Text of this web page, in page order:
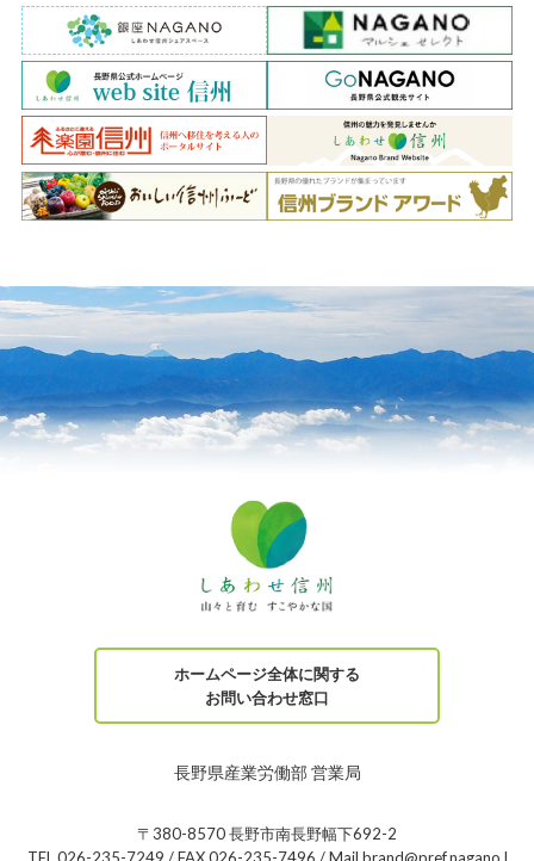
ホームページ全体に関する
お問い合わせ窓口
長野県産業労働部 営業局
〒380-8570 長野市南長野幅下692-2